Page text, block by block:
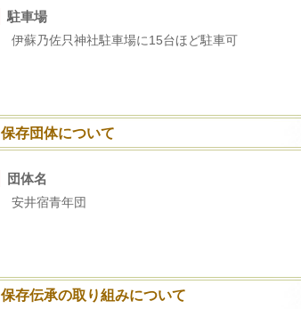
駐車場
伊蘇乃佐只神社駐車場に15台ほど駐車可
保存団体について
団体名
安井宿青年団
保存伝承の取り組みについて